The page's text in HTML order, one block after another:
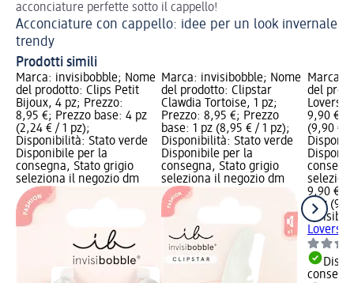
acconciature perfette sotto il cappello!
Acconciature con cappello: idee per un look invernale
trendy
Prodotti simili
Marca: invisibobble; Nome
del prodotto: Clips Petit
Bijoux, 4 pz; Prezzo:
8,95 €; Prezzo base: 4 pz
(2,24 € / 1 pz);
Disponibilità: Stato verde
Disponibile per la
consegna, Stato grigio
seleziona il negozio dm
Marca: invisibobble; Nome
del prodotto: Clipstar
Clawdia Tortoise, 1 pz;
Prezzo: 8,95 €; Prezzo
base: 1 pz (8,95 € / 1 pz);
Disponibilità: Stato verde
Disponibile per la
consegna, Stato grigio
seleziona il negozio dm
Marca:
del
Lovers
9,90 €;
(9,90 € /
9,90 €
1 pz
Lovers